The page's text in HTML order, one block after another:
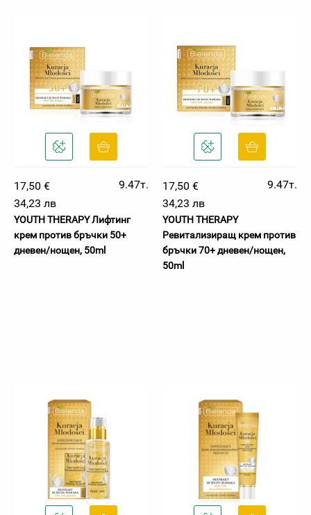
17,50 €
9.47т.
34,23 лв
YOUTH THERAPY Лифтинг
крем против бръчки 50+
дневен/нощен, 50ml
17,50 €
9.47т.
34,23 лв
YOUTH THERAPY
Ревитализиращ крем против
бръчки 70+ дневен/нощен,
50ml